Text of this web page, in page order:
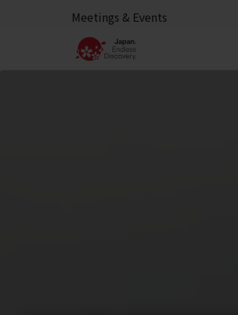
Meetings & Events